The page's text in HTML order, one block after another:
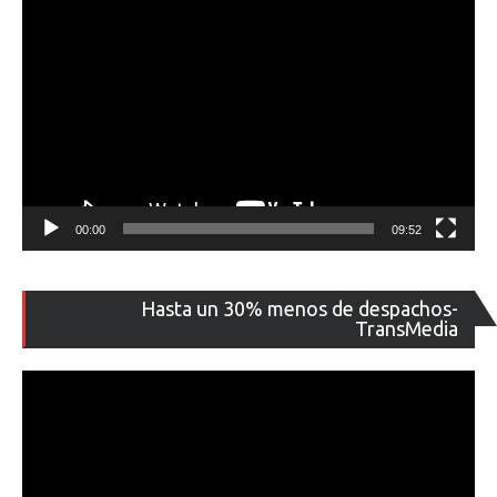
00:00 09:52
Hasta un 30% menos de despachos-
TransMedia
de